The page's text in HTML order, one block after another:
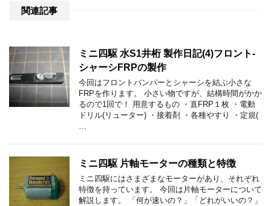
関連記事
ミニ四駆 水S1井桁 製作日記(4)フロント-
シャーシFRPの製作
今回はフロントバンパーとシャーシを結ぶ小さな
FRPを作ります。 小さい物ですが、結構時間がかか
るので1回で！ 用意するもの ・直FRP１枚 ・電動
ドリル(リューター) ・接着剤 ・各種やすり ・定規(
…
ミニ四駆 片軸モーターの種類と特徴
ミニ四駆にはさまざまなモーターがあり、それぞれ
特徴を持っています。 今回は片軸モーターについて
解説します。 「何が速いの？」「どれがいいの？」